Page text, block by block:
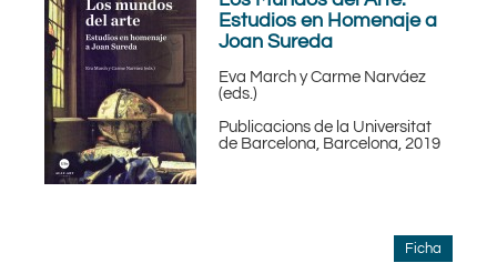
Estudios en Homenaje a
Joan Sureda
Eva March y Carme Narváez
(eds.)
Publicacions de la Universitat
de Barcelona, Barcelona, 2019
Ficha